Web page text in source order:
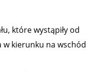
które wystąpiły od
w kierunku na wschód